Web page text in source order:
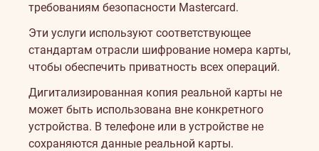
требованиям безопасности Mastercard.
Эти услуги используют соответствующее
стандартам отрасли шифрование номера карты,
чтобы обеспечить приватность всех операций.
Дигитализированная копия реальной карты не
может быть использована вне конкретного
устройства. В телефоне или в устройстве не
сохраняются данные реальной карты.